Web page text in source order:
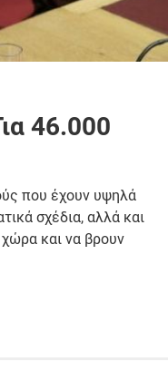
46.000
που έχουν υψηλά
σχέδια, αλλά και
και να βρουν